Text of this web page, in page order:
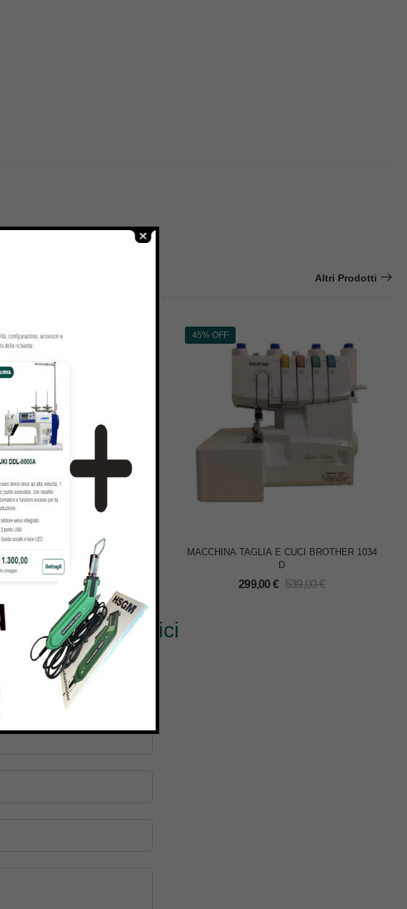
Altri Prodotti
PER CUCIRE PFAFF
EXPRESSION 2.0
1.249,00€
45% OFF
MACCHINA TAGLIA E CUCI BROTHER 1034
D
299,00 € 539,00€
prodotto? Scrivici